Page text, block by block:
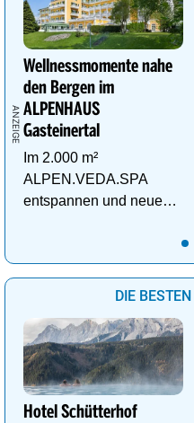
Wellnessmomente nahe
den Bergen im
ALPENHAUS
Gasteinertal
Im 2.000 m²
ALPEN.VEDA.SPA
entspannen und neue
DIE
Hotel Schütterhof